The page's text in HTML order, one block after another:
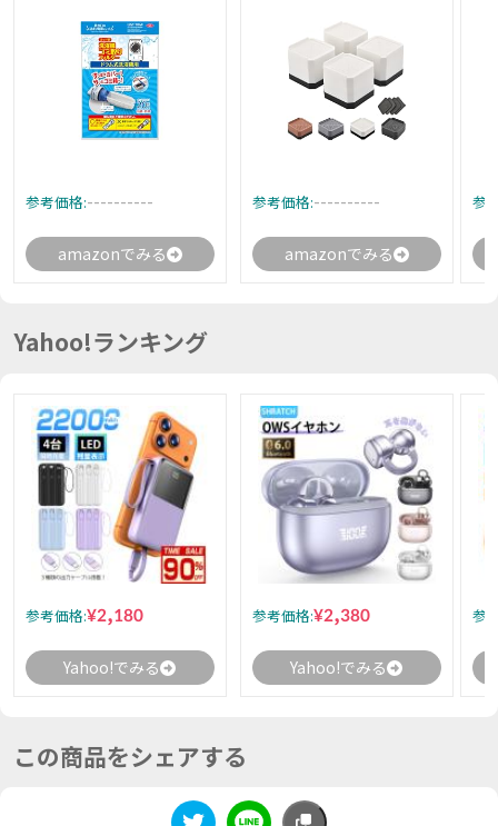
参考価格:----------
amazonでみる
参考価格:----------
amazonでみる
参
Yahoo!ランキング
参考価格:¥2,180
Yahoo!でみる
参考価格:¥2,380
Yahoo!でみる
参
この商品をシェアする